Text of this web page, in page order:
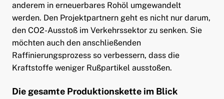
anderem in erneuerbares Rohöl umgewandelt
werden. Den Projektpartnern geht es nicht nur darum,
den CO2-Ausstoß im Verkehrssektor zu senken. Sie
möchten auch den anschließenden
Raffinierungsprozess so verbessern, dass die
Kraftstoffe weniger Rußpartikel ausstoßen.
Die gesamte Produktionskette im Blick